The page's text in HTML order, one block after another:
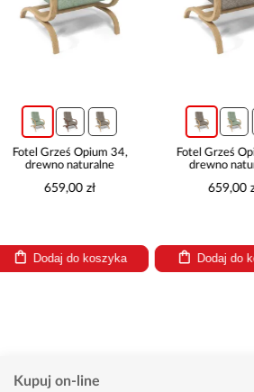
Opium 34,
koszyka
Fotel Grześ Opium 20,
drewno naturalne
Dodaj do koszyka
Kupuj on-line